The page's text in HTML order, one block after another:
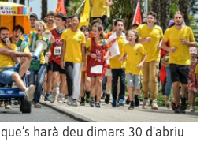
que’s harà deu dimars 30 d'abriu